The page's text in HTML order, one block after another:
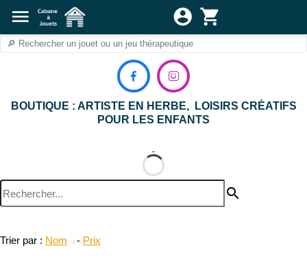
 
BOUTIQUE : ARTISTE EN HERBE, LOISIRS CRÉATIFS
POUR LES ENFANTS
search
Trier par : Nom - Prix
menu account_circle shopping_cart